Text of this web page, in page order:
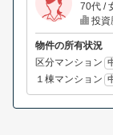
70代 /
投資
物件の所有状況
区分マンション
１棟マンション